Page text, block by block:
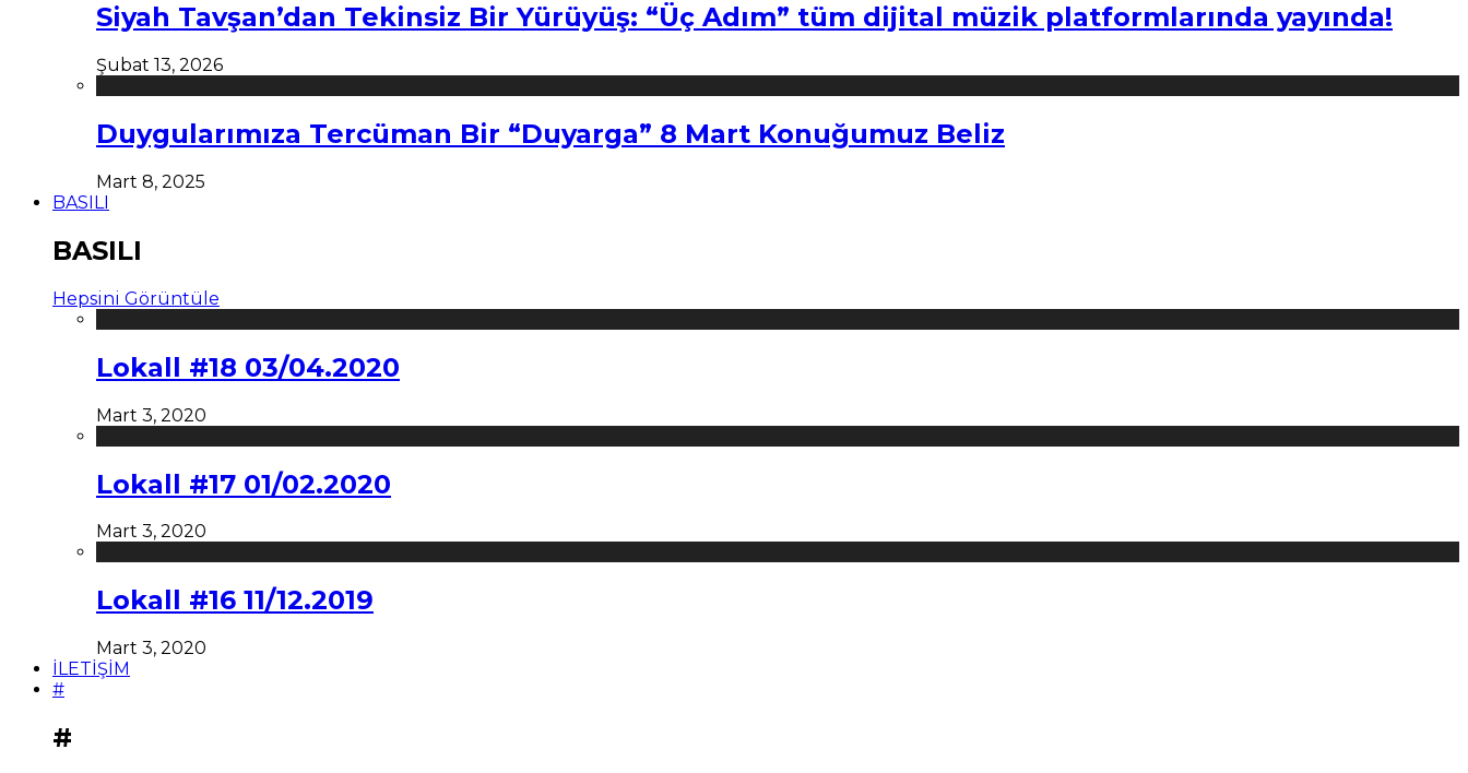
Siyah Tavşan’dan Tekinsiz Bir Yürüyüş: “Üç Adım” tüm dijital müzik platformlarında yayında!
Şubat 13, 2026
Duygularımıza Tercüman Bir “Duyarga” 8 Mart Konuğumuz Beliz
Mart 8, 2025
BASILI
BASILI
Hepsini Görüntüle
Lokall #18 03/04.2020
Mart 3, 2020
Lokall #17 01/02.2020
Mart 3, 2020
Lokall #16 11/12.2019
Mart 3, 2020
İLETİŞİM
#
#